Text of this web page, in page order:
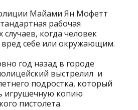
Майами Ян Мофетт
рабочая
случаев, когда человек
вред себе или окружающим.
год назад в городе
выстрелил и
подростка, который
игрушечную копию
пистолета.